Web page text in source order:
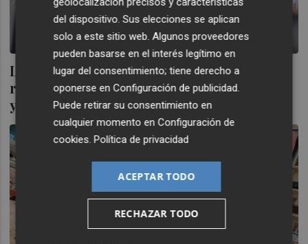
La comisión del Congreso sobre la Dana
recibe este lunes a la alcaldesa de València
y la secretaria de Protección Civil
del dispositivo. Sus elecciones se aplican
solo a este sitio web. Algunos proveedores
pueden basarse en el interés legítimo en
lugar del consentimiento; tiene derecho a
oponerse enConfiguración de publicidad.
Puede retirar su consentimiento en
cualquier momento enConfiguración de
cookies.Política de privacidad
ACEPTAR TODO
RECHAZAR TODO